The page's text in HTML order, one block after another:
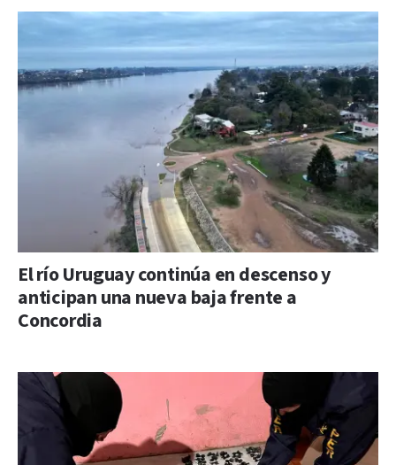
El río Uruguay continúa en descenso y
anticipan una nueva baja frente a
Concordia